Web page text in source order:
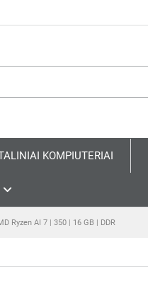
KOMPIUTERIAI
Ryzen AI 7 | 350 | 16 GB | DDR